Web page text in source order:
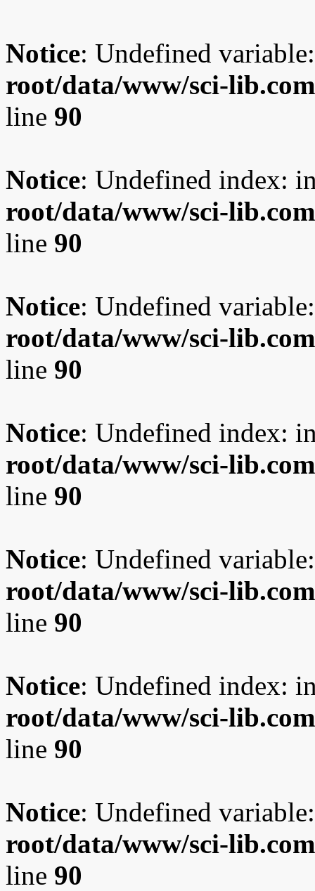
Notice: Undefined
root/data/www/sci-
line 90
Notice: Undefined index:
root/data/www/sci-
line 90
Notice: Undefined
root/data/www/sci-
line 90
Notice: Undefined index:
root/data/www/sci-
line 90
Notice: Undefined
root/data/www/sci-
line 90
Notice: Undefined index:
root/data/www/sci-
line 90
Notice: Undefined
root/data/www/sci-
line 90